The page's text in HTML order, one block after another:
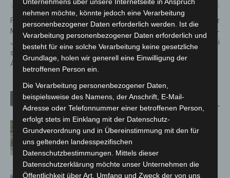
Vorheriger Artikel
Frühjahrskonzert der
Musikschule:
Jugendblasorchester meldet
sich mit fulminantem ersten
Auftritt nach Corona zurück
Nächster Artikel
Einengung der Walsroder
Straße in Höhe Elisabeth-
Arkaden bis Mitte Juni
Verwandte Artikel Mehr vom Autor
Region Hannover: 21 neue
Notfallsanitäter starten beim Roten
Kreuz
Mann läuft mit Hockeyschläger über
Unternehmens über unsere Internetseite in Anspruch
nehmen möchte, könnte jedoch eine Verarbeitung
personenbezogener Daten erforderlich werden. Ist die
Verarbeitung personenbezogener Daten erforderlich und
besteht für eine solche Verarbeitung keine gesetzliche
Grundlage, holen wir generell eine Einwilligung der
betroffenen Person ein.
Die Verarbeitung personenbezogener Daten,
beispielsweise des Namens, der Anschrift, E-Mail-
Adresse oder Telefonnummer einer betroffenen Person,
erfolgt stets im Einklang mit der Datenschutz-
Grundverordnung und in Übereinstimmung mit den für
uns geltenden landesspezifischen
Datenschutzbestimmungen. Mittels dieser
Datenschutzerklärung möchte unser Unternehmen die
Öffentlichkeit über Art, Umfang und Zweck der von uns